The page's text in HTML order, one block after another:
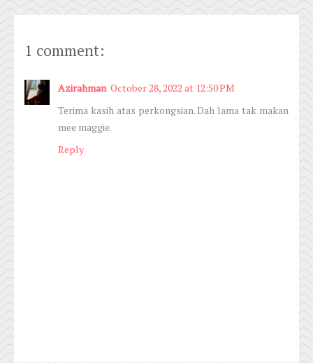
1 comment:
Azirahman October 28, 2022 at 12:50 PM
Terima kasih atas perkongsian. Dah lama tak makan
mee maggie.
Reply